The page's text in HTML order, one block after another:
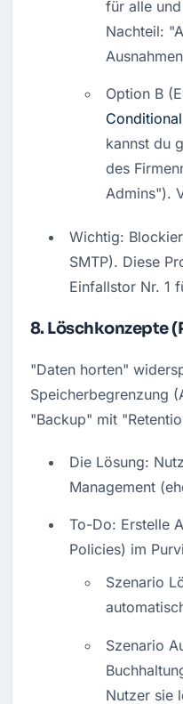
für alle
Nachteil:
kannst du
des
Admins").
Wichtig:
SMTP). Diese
Einfallstor Nr. 1
8. Löschkonzepte
"Daten horten"
Speicherbegrenzung
"Backup" mit
Die Lösung:
Management
To-Do: Erstelle
Policies) im
Szenario
Szenario
Nutzer sie